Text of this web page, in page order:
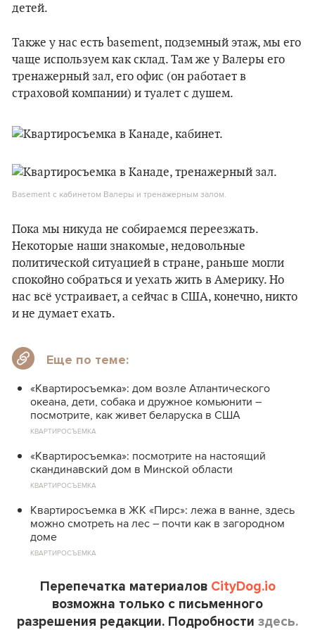
детей.
Также у нас есть basement, подземный этаж, мы его
чаще используем как склад. Там же у Валеры его
тренажерный зал, его офис (он работает в
страховой компании) и туалет с душем.
Basement с кабинетом Валеры и тренажерным залом.
Пока мы никуда не собираемся переезжать.
Некоторые наши знакомые, недовольные
политической ситуацией в стране, раньше могли
спокойно собраться и уехать жить в Америку. Но
нас всё устраивает, а сейчас в США, конечно, никто
и не думает ехать.
Еще по теме:
«Квартиросъемка»: дом возле Атлантического
океана, дети, собака и дружное комьюнити –
посмотрите, как живет беларуска в США
КВАРТИРОСЪЕМКА
«Квартиросъемка»: посмотрите на настоящий
скандинавский дом в Минской области
КВАРТИРОСЪЕМКА
Квартиросъемка в ЖК «Пирс»: лежа в ванне, здесь
можно смотреть на лес – почти как в загородном
доме
КВАРТИРОСЪЕМКА
Перепечатка материалов CityDog.io
возможна только с письменного
разрешения редакции. Подробности здесь.